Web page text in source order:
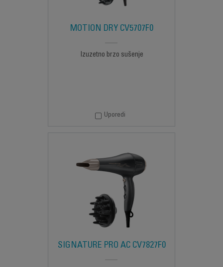
MOTION DRY CV5707F0
Izuzetno brzo sušenje
Uporedi
SIGNATURE PRO AC CV7827F0